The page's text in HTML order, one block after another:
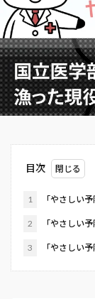
目次
1 「やさしい
2 「やさしい
3 「やさしい